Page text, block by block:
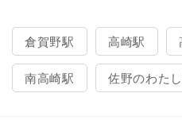
倉賀野駅 高崎駅
南高崎駅 佐野のわた